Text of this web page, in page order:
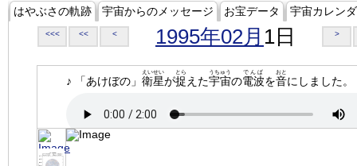
はやぶさの軌跡 宇宙からのメッセージ お宝データ 宇宙カレン
<<< << < 1995年02月 1日 >
♪ 「あけぼの」 衛星
えいせい
が捉
とら
えた宇宙
うちゅう
の電波
でんぱ
を音
おと
にしました。